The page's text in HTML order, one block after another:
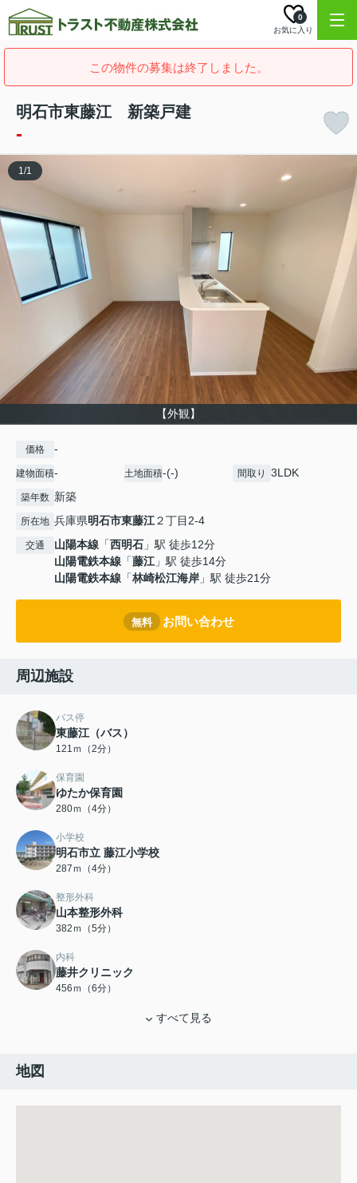
お気に入り
0
この物件の募集は終了しました。
明石市東藤江 新築戸建
-
【外観】
1/1
価格 -
建物面積- 土地面積-(-) 間取り 3LDK
築年数 新築
所在地 兵庫県明石市東藤江２丁目2-4
交通 山陽本線 「西明石 」駅 徒歩12分
山陽電鉄本線 「藤江」駅 徒歩14分
山陽電鉄本線 「林崎松江海岸 」駅 徒歩21分
無料 お問い合わせ
周辺施設
バス停
東藤江（バス）
121ｍ（2分）
保育園
ゆたか保育園
280ｍ（4分）
小学校
明石市立 藤江小学校
287ｍ（4分）
整形外科
山本整形外科
382ｍ（5分）
内科
藤井クリニック
456ｍ（6分）
すべて見る
地図